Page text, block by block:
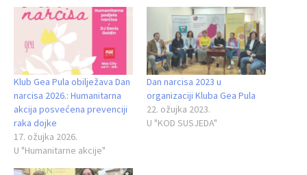
Klub Gea Pula obilježava Dan
narcisa 2026.: Humanitarna
akcija posvećena prevenciji
raka dojke
17. ožujka 2026.
U "Humanitarne akcije"
Dan narcisa 2023 u
organizaciji Kluba Gea Pula
22. ožujka 2023.
U "KOD SUSJEDA"